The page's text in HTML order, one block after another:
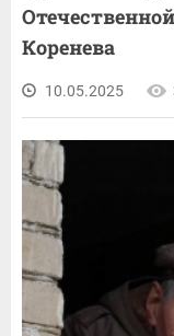
Коренева
10.05.2025